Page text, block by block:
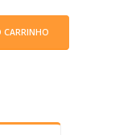
CARRINHO